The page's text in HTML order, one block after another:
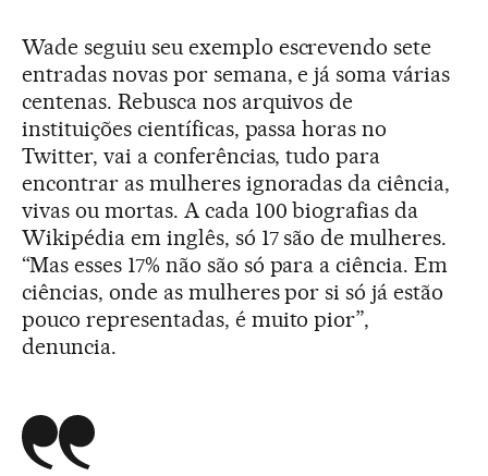
Wade seguiu seu exemplo escrevendo sete
entradas novas por semana, e já soma várias
centenas. Rebusca nos arquivos de
instituições científicas, passa horas no
Twitter, vai a conferências, tudo para
encontrar as mulheres ignoradas da ciência,
vivas ou mortas. A cada 100 biografias da
Wikipédia em inglês, só 17 são de mulheres.
“Mas esses 17% não são só para a ciência. Em
ciências, onde as mulheres por si só já estão
pouco representadas, é muito pior”,
denuncia.